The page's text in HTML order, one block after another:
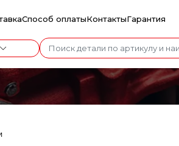
Способ оплатыКонтактыГарантия